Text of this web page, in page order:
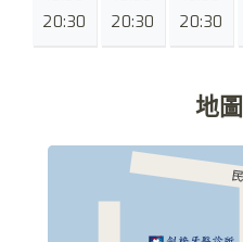
20:30
20:30
20:30
地圖